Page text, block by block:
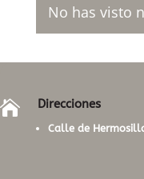
No has visto
 Direcciones
Calle de